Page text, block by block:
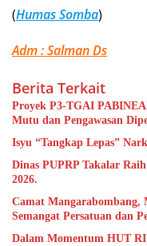
(Humas Somba)
Adm : Salman Ds
Berita Terkait
Proyek P3-TGAI
Mutu dan Pengawasan
Isyu “Tangkap Lepas”
Dinas PUPRP Takalar
2026.
Camat
Semangat Persatuan dan
Dalam Momentum HUT